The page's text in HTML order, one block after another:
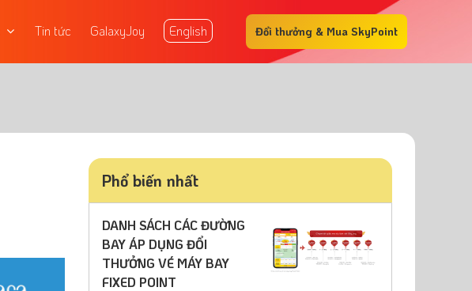
Tin tức GalaxyJoy English Đổi thưởng & Mua SkyPoint
Phổ biến nhất
DANH SÁCH CÁC ĐƯỜNG
BAY ÁP DỤNG ĐỔI
THƯỞNG VÉ MÁY BAY
FIXED POINT